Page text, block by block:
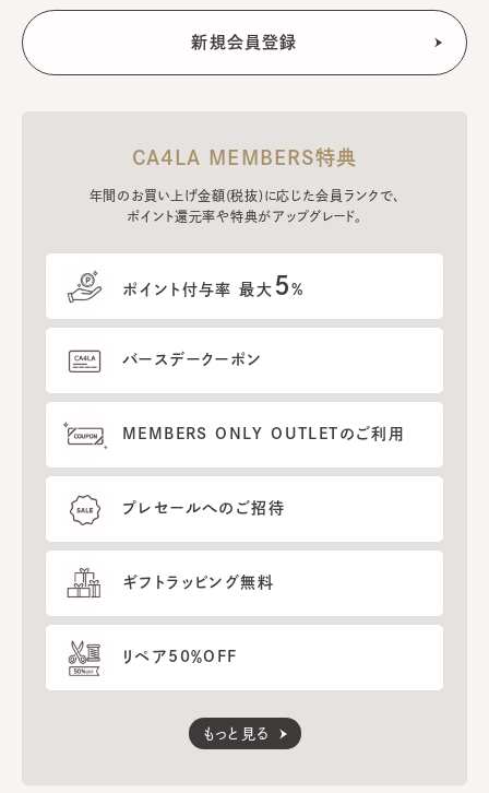
CA4LA MEMBERS特典
年間のお買い上げ金額(税抜)に応じた会員ランクで、
ポイント還元率や特典がアップグレード。
ポイント付与率 最大 5%
バースデークーポン
MEMBERS ONLY OUTLETのご利用
プレセールへのご招待
ギフトラッピング無料
リペア50％OFF
もっと見る